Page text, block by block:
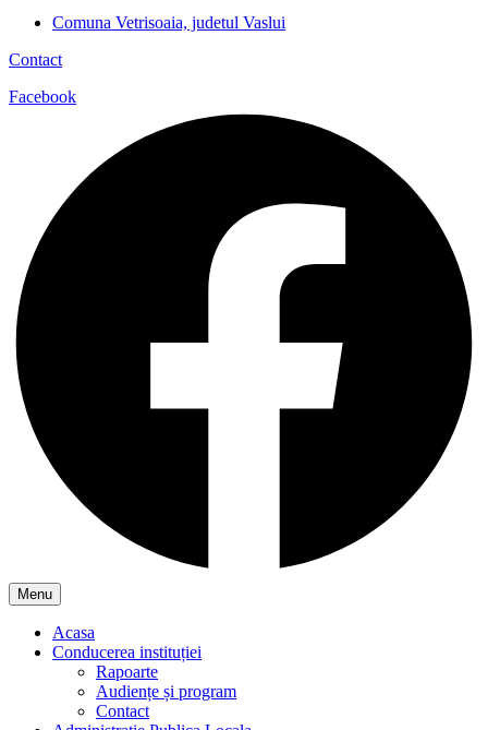
Comuna Vetrisoaia, judetul Vaslui
Contact
Facebook
Menu
Acasa
Conducerea instituției
Rapoarte
Audiențe și program
Contact